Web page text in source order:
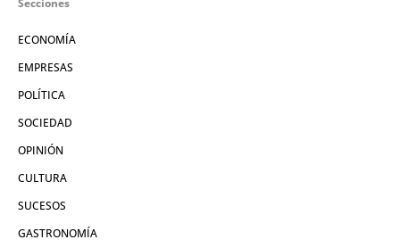
Secciones
ECONOMÍA
EMPRESAS
POLÍTICA
SOCIEDAD
OPINIÓN
CULTURA
SUCESOS
GASTRONOMÍA